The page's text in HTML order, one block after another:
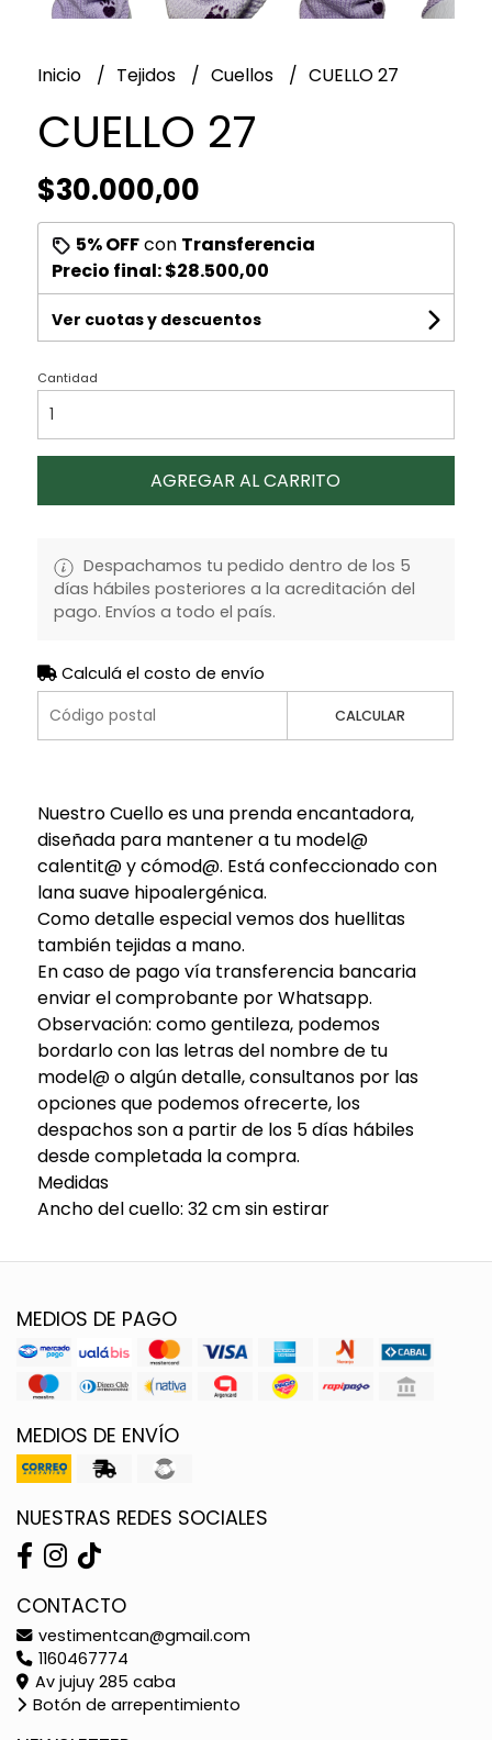
Inicio Tejidos Cuellos CUELLO 27
CUELLO 27
$30.000,00
5% OFFcon Transferencia
Precio final:$28.500,00
Ver cuotas y descuentos
Cantidad
AGREGAR AL CARRITO
Despachamos tu pedido dentro de los 5
días hábiles posteriores a la acreditación del
pago. Envíos a todo el país.
Calculá el costo de envío
CALCULAR
Nuestro Cuello es una prenda encantadora,
diseñada para mantener a tu model@
calentit@ y cómod@. Está confeccionado con
lana suave hipoalergénica.
Como detalle especial vemos dos huellitas
también tejidas a mano.
En caso de pago vía transferencia bancaria
enviar el comprobante por Whatsapp.
Observación: como gentileza, podemos
bordarlo con las letras del nombre de tu
model@ o algún detalle, consultanos por las
opciones que podemos ofrecerte, los
despachos son a partir de los 5 días hábiles
desde completada la compra.
Medidas
Ancho del cuello: 32 cm sin estirar
MEDIOS DE PAGO
MEDIOS DE ENVÍO
NUESTRAS REDES SOCIALES
CONTACTO
vestimentcan@gmail.com
1160467774
Av jujuy 285 caba
Botón de arrepentimiento